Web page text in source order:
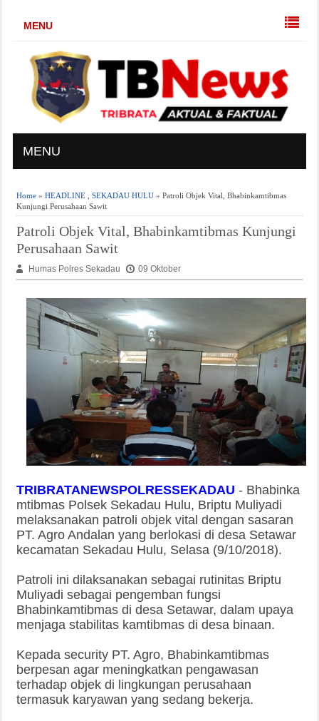
MENU
MENU
Home» HEADLINE, SEKADAU HULU» Patroli Objek Vital, Bhabinkamtibmas
Kunjungi Perusahaan Sawit
Patroli Objek Vital, Bhabinkamtibmas Kunjungi
Perusahaan Sawit
Humas Polres Sekadau 09 Oktober
TRIBRATANEWSPOLRESSEKADAU - Bhabinka
mtibmas Polsek Sekadau Hulu, Briptu Muliyadi
melaksanakan patroli objek vital dengan sasaran
PT. Agro Andalan yang berlokasi di desa Setawar
kecamatan Sekadau Hulu, Selasa (9/10/2018).
Patroli ini dilaksanakan sebagai rutinitas Briptu
Muliyadi sebagai pengemban fungsi
Bhabinkamtibmas di desa Setawar, dalam upaya
menjaga stabilitas kamtibmas di desa binaan.
Kepada security PT. Agro, Bhabinkamtibmas
berpesan agar meningkatkan pengawasan
terhadap objek di lingkungan perusahaan
termasuk karyawan yang sedang bekerja.